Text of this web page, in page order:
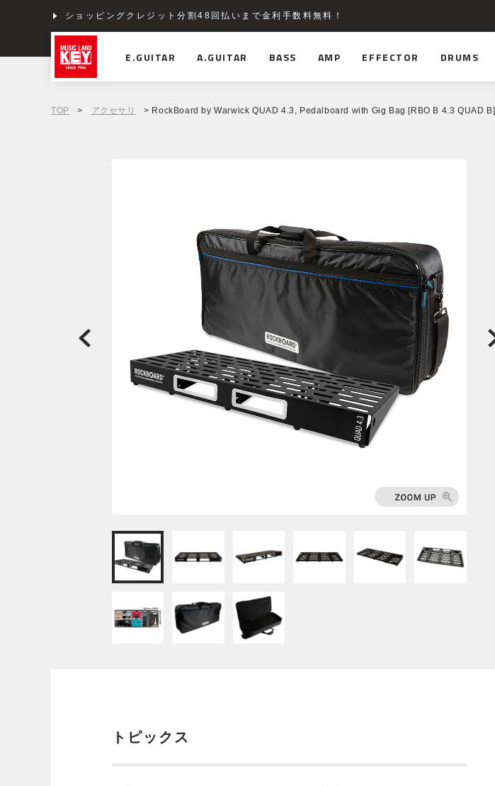
ショッピングクレジット分割48回払いまで金利手数料無料！
E.GUITAR A.GUITAR BASS AMP EFFECTOR DRUMS
TOP > アクセサリ > RockBoard by Warwick QUAD 4.3, Pedalboard with Gig Bag [RBO B 4.3 QUAD B]
トピックス